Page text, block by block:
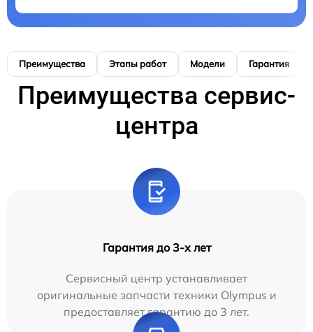
Преимущества Этапы работ Модели Гарантия
Преимущества сервис-
центра
Гарантия до 3-х лет
Сервисный центр устанавливает
оригинальные запчасти техники Olympus и
предоставляет гарантию до 3 лет.